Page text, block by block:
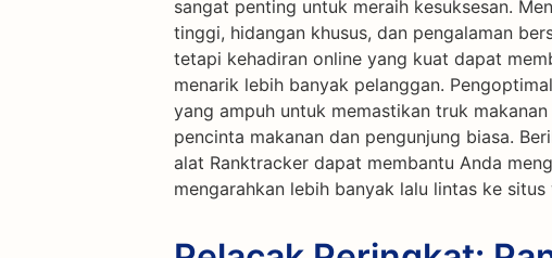
sangat penting untuk meraih kesuksesan.
tinggi, hidangan khusus, dan pengalaman
tetapi kehadiran online yang kuat dapat
menarik lebih banyak pelanggan.
yang ampuh untuk memastikan truk
pencinta makanan dan pengunjung biasa.
alat Ranktracker dapat membantu Anda
mengarahkan lebih banyak lalu lintas ke